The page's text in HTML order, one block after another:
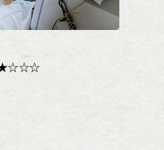
★★☆☆☆